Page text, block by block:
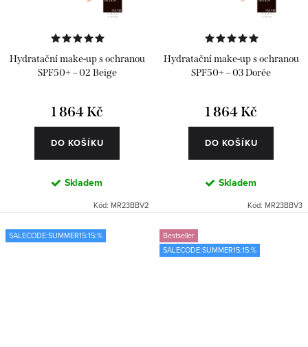
Hydratační make-up s ochranou
SPF50+ – 02 Beige
1 864 Kč
DO KOŠÍKU
Skladem
Kód: MR23BBV2
Hydratační make-up s ochranou
SPF50+ – 03 Dorée
1 864 Kč
DO KOŠÍKU
Skladem
Kód: MR23BBV3
SALECODE:SUMMER15:15:%
Bestseller
SALECODE:SUMMER15:15:%